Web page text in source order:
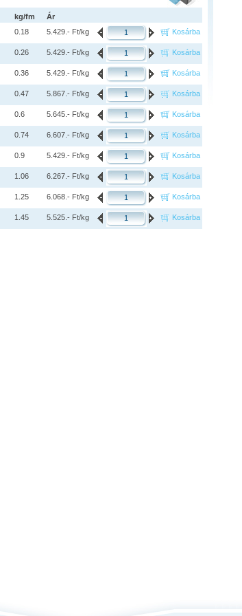
kg/fm
Ár
0.18 5.429.- Ft/kg Kosárba
0.26 5.429.- Ft/kg Kosárba
0.36 5.429.- Ft/kg Kosárba
0.47 5.867.- Ft/kg Kosárba
0.6 5.645.- Ft/kg Kosárba
0.74 6.607.- Ft/kg Kosárba
0.9 5.429.- Ft/kg Kosárba
1.06 6.267.- Ft/kg Kosárba
1.25 6.068.- Ft/kg Kosárba
1.45 5.525.- Ft/kg Kosárba